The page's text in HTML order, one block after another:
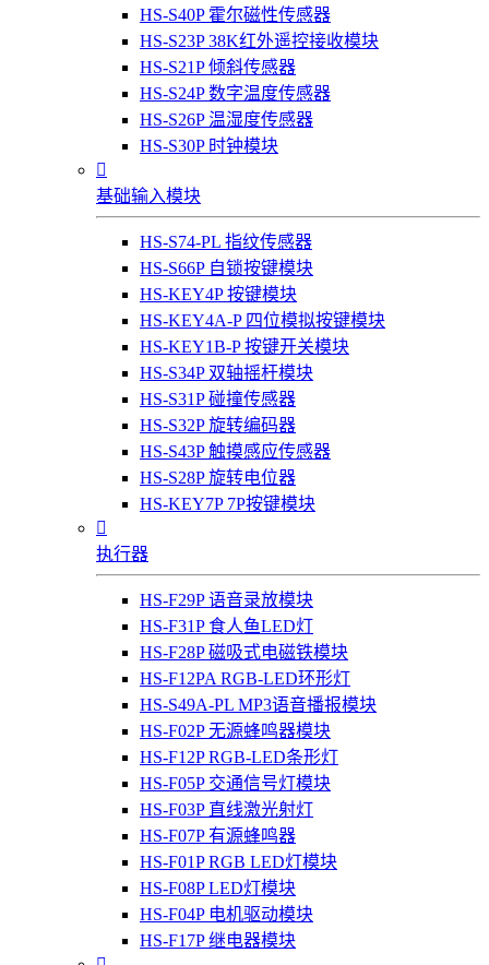
HS-S40P 霍尔磁性传感器
HS-S23P 38K红外遥控接收模块
HS-S21P 倾斜传感器
HS-S24P 数字温度传感器
HS-S26P 温湿度传感器
HS-S30P 时钟模块

基础输入模块
HS-S74-PL 指纹传感器
HS-S66P 自锁按键模块
HS-KEY4P 按键模块
HS-KEY4A-P 四位模拟按键模块
HS-KEY1B-P 按键开关模块
HS-S34P 双轴摇杆模块
HS-S31P 碰撞传感器
HS-S32P 旋转编码器
HS-S43P 触摸感应传感器
HS-S28P 旋转电位器
HS-KEY7P 7P按键模块

执行器
HS-F29P 语音录放模块
HS-F31P 食人鱼LED灯
HS-F28P 磁吸式电磁铁模块
HS-F12PA RGB-LED环形灯
HS-S49A-PL MP3语音播报模块
HS-F02P 无源蜂鸣器模块
HS-F12P RGB-LED条形灯
HS-F05P 交通信号灯模块
HS-F03P 直线激光射灯
HS-F07P 有源蜂鸣器
HS-F01P RGB LED灯模块
HS-F08P LED灯模块
HS-F04P 电机驱动模块
HS-F17P 继电器模块